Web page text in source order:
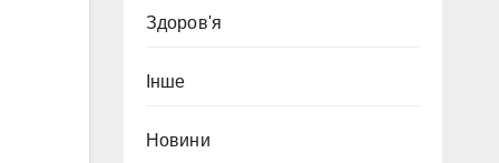
Здоров'я
Інше
Новини